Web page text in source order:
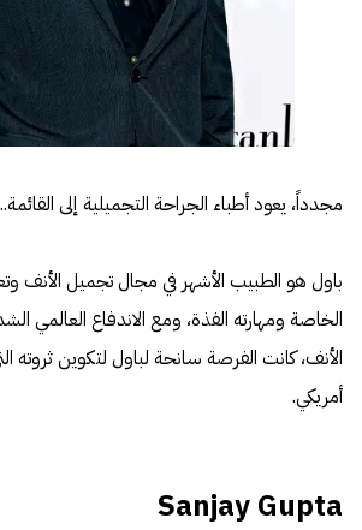
مجدداً، يعود أطباء الجراحة التجميلية إلى القائمة..
باول هو الطبيب الأشهر في مجال تجميل الأنف
الخاصة ومهارته الفذة، ومع الاندفاع العالمي
أمريكي.
Sanjay Gupta